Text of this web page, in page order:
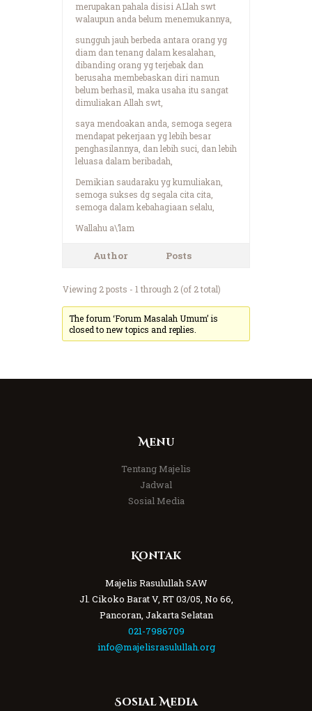
merupakan pahala disisi ALlah swt
walaupun anda belum menemukannya,
sungguh jauh berbeda antara orang yg
diam dan tenang dalam kesalahan,
dibanding orang yg terjebak dan
berusaha membebaskan diri namun
belum berhasil, maka usaha itu sangat
dimuliakan Allah swt,
saya mendoakan anda, semoga segera
mendapat pekerjaan yg lebih besar
penghasilannya, dan lebih suci, dan lebih
leluasa dalam beribadah,
Demikian saudaraku yg kumuliakan,
semoga sukses dg segala cita cita,
semoga dalam kebahagiaan selalu,
Wallahu a\’lam
Author Posts
Viewing 2 posts - 1 through 2 (of 2 total)
The forum ‘Forum Masalah Umum’ is
closed to new topics and replies.
Menu
Tentang Majelis
Jadwal
Sosial Media
Kontak
Majelis Rasulullah SAW
Jl. Cikoko Barat V, RT 03/05, No 66,
Pancoran, Jakarta Selatan
021-7986709
info@majelisrasulullah.org
Sosial Media